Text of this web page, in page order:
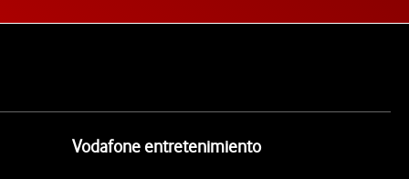
Vodafone entretenimiento